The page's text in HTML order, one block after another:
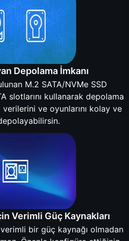
Depolama İmkanı
M.2 SATA/NVMe SSD
slotlarını kullanarak depolama
verilerini ve oyunlarını kolay ve
Verimli Güç Kaynakları
bir güç kaynağı olmadan